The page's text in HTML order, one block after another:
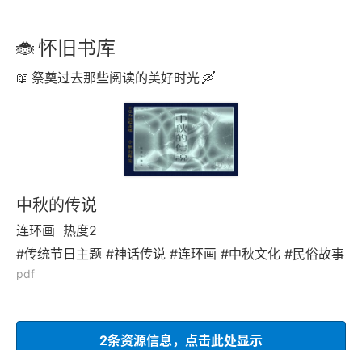
怀旧书库
祭奠过去那些阅读的美好时光
中秋的传说
连环画 热度2
#传统节日主题 #神话传说 #连环画 #中秋文化 #民俗故事
pdf
2条资源信息，点击此处显示